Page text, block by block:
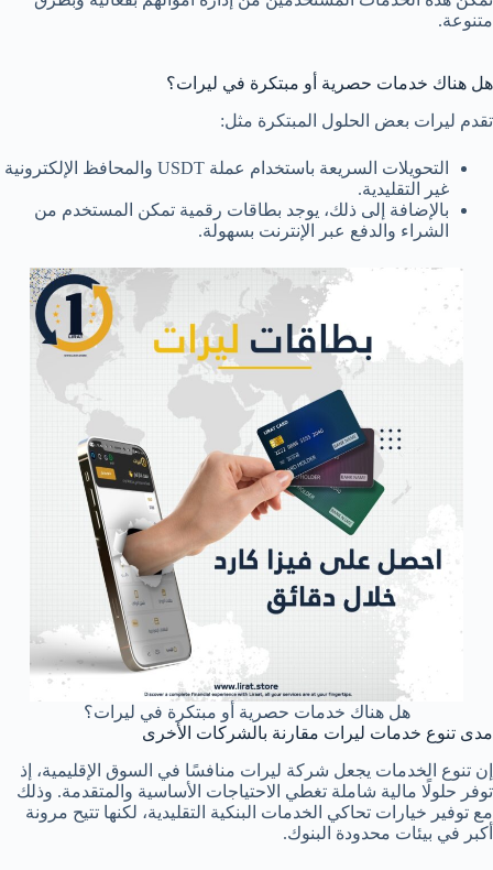
متنوعة.
هل هناك خدمات حصرية أو مبتكرة في ليرات؟
تقدم ليرات بعض الحلول المبتكرة مثل:
التحويلات السريعة باستخدام عملة USDT والمحافظ الإلكترونية
غير التقليدية.
بالإضافة إلى ذلك، يوجد بطاقات رقمية تمكن المستخدم من
الشراء والدفع عبر الإنترنت بسهولة.
هل هناك خدمات حصرية أو مبتكرة في ليرات؟
مدى تنوع خدمات ليرات مقارنة بالشركات الأخرى
إن تنوع الخدمات يجعل شركة ليرات منافسًا في السوق الإقليمية، إذ
توفر حلولًا مالية شاملة تغطي الاحتياجات الأساسية والمتقدمة. وذلك
مع توفير خيارات تحاكي الخدمات البنكية التقليدية، لكنها تتيح مرونة
أكبر في بيئات محدودة البنوك.